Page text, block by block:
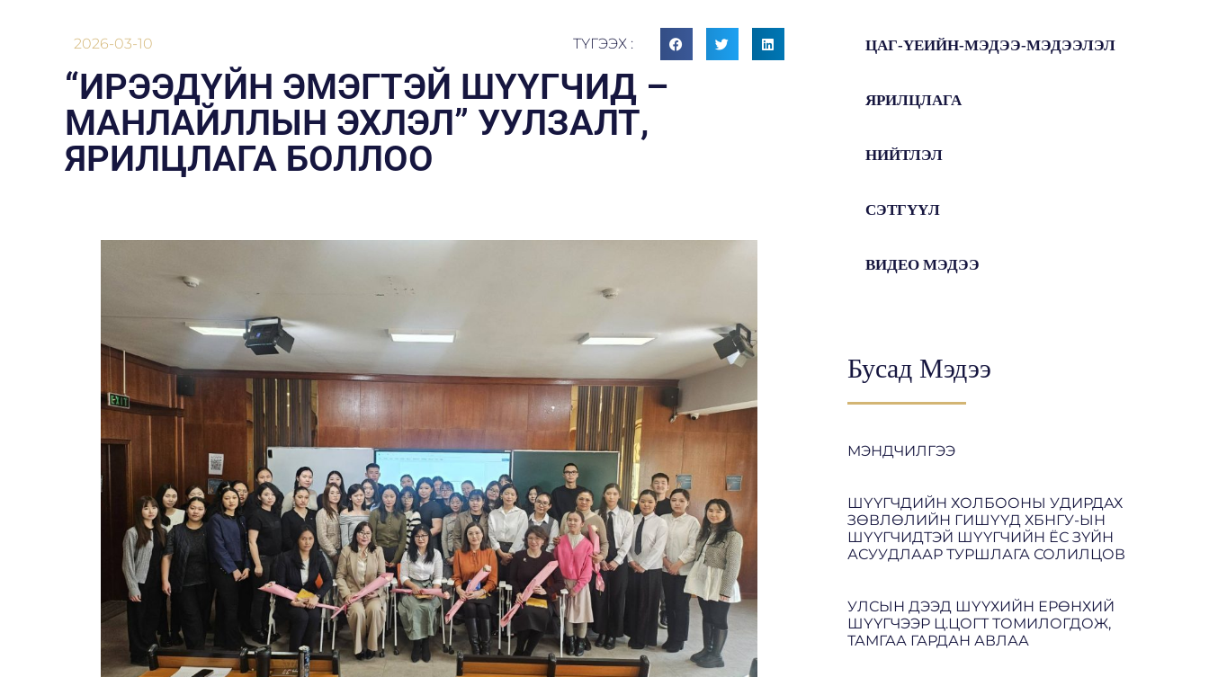
2026-03-10 ТҮГЭЭХ :
“ИРЭЭДҮЙН ЭМЭГТЭЙ ШҮҮГЧИД –
МАНЛАЙЛЛЫН ЭХЛЭЛ” УУЛЗАЛТ,
ЯРИЛЦЛАГА БОЛЛОО
ЦАГ-ҮЕИЙН-МЭДЭЭ-МЭДЭЭЛЭЛ
ЯРИЛЦЛАГА
НИЙТЛЭЛ
СЭТГҮҮЛ
ВИДЕО МЭДЭЭ
Бусад Мэдээ
МЭНДЧИЛГЭЭ
ШҮҮГЧДИЙН ХОЛБООНЫ УДИРДАХ
ЗӨВЛӨЛИЙН ГИШҮҮД ХБНГУ-ЫН
ШҮҮГЧИДТЭЙ ШҮҮГЧИЙН ЁС ЗҮЙН
АСУУДЛААР ТУРШЛАГА СОЛИЛЦОВ
УЛСЫН ДЭЭД ШҮҮХИЙН ЕРӨНХИЙ
ШҮҮГЧЭЭР Ц.ЦОГТ ТОМИЛОГДОЖ,
ТАМГАА ГАРДАН АВЛАА